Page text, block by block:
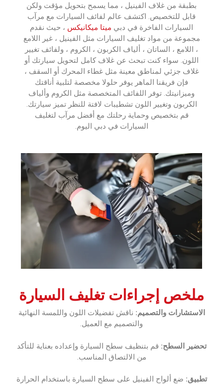
بطبقة من غلاف الفينيل ، مما يسمح بتحويل مؤقت ولكن
قابل للتخصيص.‏ ‏اكتشف عالم لفائف السيارات مع مرآب
السيارات الفاخرة في دبي ميتا ميكانيكس ، حيث نقدم
مجموعة من مواد تغليف السيارات مثل الفينيل ، غير اللامع
، اللامع ، الساتان ، ألياف الكربون ، الكروم ، ولفائف تغيير
اللون.‏ ‏سواء كنت تبحث عن غلاف كامل لتحويل سيارتك أو
غلاف جزئي لمناطق معينة مثل غطاء المحرك أو السقف ،
فإن فريقنا الماهر يوفر حلولا مخصصة لتلبية أناقتك
وميزانيتك.‏ ‏توفر اللفائف المتخصصة مثل الكروم وألياف
الكربون وتغيير اللون تشطيبات لافتة للنظر تميز سيارتك.‏
‏قم بتخصيص وحماية رحلتك مع أفضل مرآب لتغليف
السيارات في دبي اليوم.‏
‏ملخص إجراءات تغليف السيارة‏
‏الاستشارات والتصميم:‏‏ ناقش تفضيلات اللون واللمسة النهائية
والتصميم مع العميل.‏
‏تحضير السطح:‏‏ قم بتنظيف سطح السيارة وإعداده بعناية للتأكد
من الالتصاق المناسب.‏
‏تطبيق:‏‏ ضع ألواح الفينيل على سطح السيارة باستخدام الحرارة